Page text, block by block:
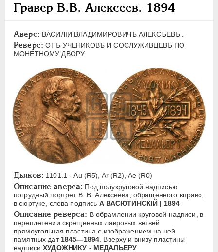
Гравер В.В. Алексеев. 1894
Аверс: ВАСИЛIИ ВЛАДИМИРОВИЧЪ АЛЕКСѢЕВЪ .
Реверс: ОТЪ УЧЕНИКОВЪ И СОСЛУЖИВЦЕВЪ ПО
МОНЕТНОМУ ДВОРУ
Дьяков: 1101.1 - Au (R5), Ar (R2), Ae (R0)
Описание аверса: Под полукруговой надписью
погрудный портрет В. В. Алексеева, обращенного вправо,
в сюртуке, слева подпись А ВАСЮТИНСКIЙ | 1894
Описание реверса: В обрамлении круговой надписи, в
переплетении скрещенных лавровых ветвей
прямоугольная пластина с изображением на ней
памятных дат 1845—1894 . Вверху и внизу пластины
надписиХУДОЖНИКУ - МЕДАЛЬЕРУ
ЕКАТЕРИНА I 1725-1727
АННА ИОАННОВНА 1730-1740
ИОАНН АНТОНОВИЧ 1740-1741
ПЕТР III 1762-1762
ЕКАТЕРИНА II 1762-1796
ПАВЕЛ I 1796-1801
АЛЕКСАНДР I 1801-1825
НИКОЛАЙ I 1826-1855
АЛЕКСАНДР II 1855-1881
АЛЕКСАНДР III 1881-1894
Латинская надпись
A C E F H I J K
M
R S T V W X Z
Русская надпись